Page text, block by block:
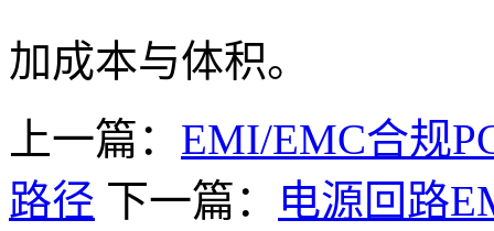
加成本与体积。
上一篇： EMI/EMC合规
路径 下一篇：
电源回路